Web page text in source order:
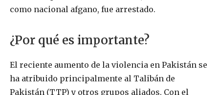
como nacional afgano, fue arrestado.
¿Por qué es importante?
El reciente aumento de la violencia en Pakistán se
ha atribuido principalmente al Talibán de
Pakistán (TTP) y otros grupos aliados. Con el